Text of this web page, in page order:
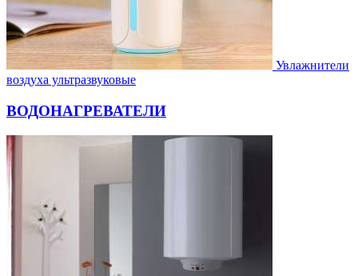
Увлажнители
воздуха ультразвуковые
ВОДОНАГРЕВАТЕЛИ